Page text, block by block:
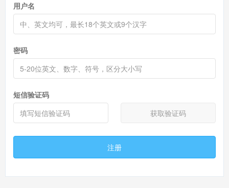
用户名
密码
短信验证码
获取验证码
注册